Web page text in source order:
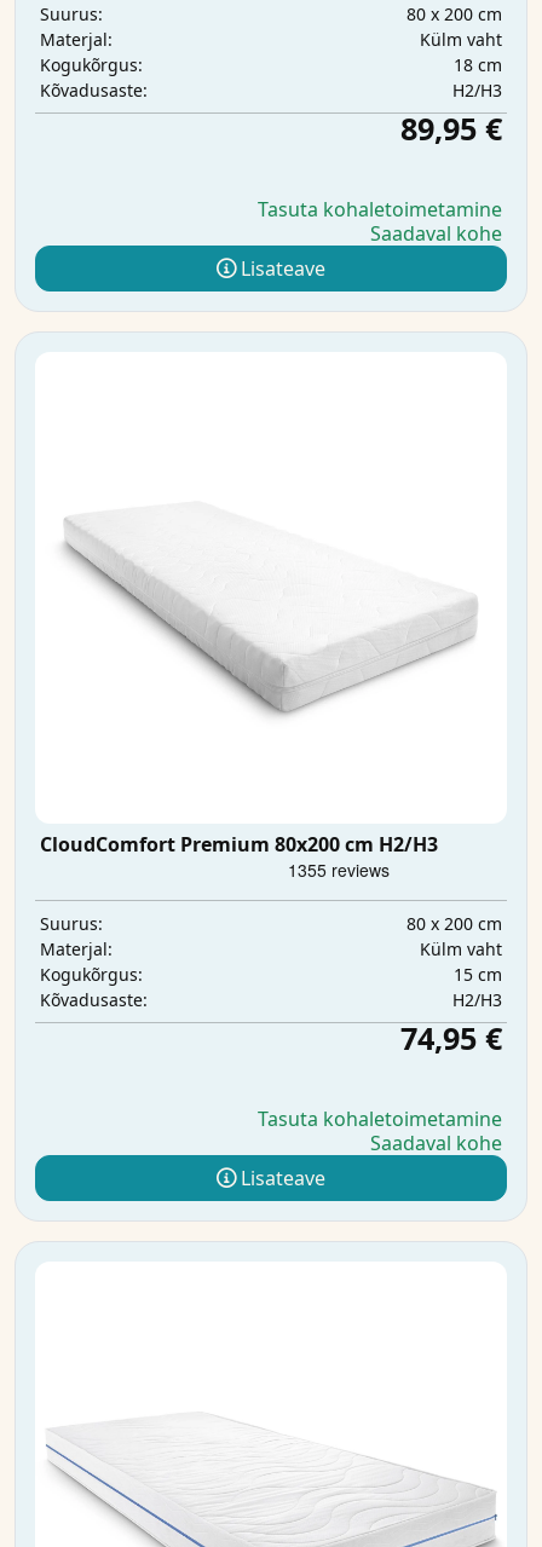
Suurus:
80 x 200 cm
Materjal:
Külm vaht
Kogukõrgus:
18 cm
Kõvadusaste:
H2/H3
89,95 €
Tasuta kohaletoimetamine
Saadaval kohe
Lisateave
CloudComfort Premium 80x200 cm H2/H3
Suurus:
80 x 200 cm
Materjal:
Külm vaht
Kogukõrgus:
15 cm
Kõvadusaste:
H2/H3
74,95 €
Tasuta kohaletoimetamine
Saadaval kohe
Lisateave